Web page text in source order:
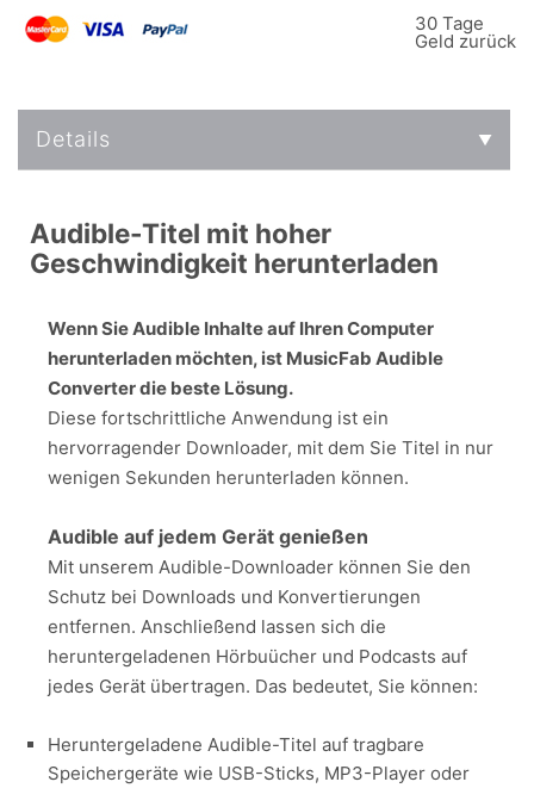
30 Tage
Geld zurück
Details
Audible-Titel mit hoher
Geschwindigkeit herunterladen
Wenn Sie Audible Inhalte auf Ihren Computer
herunterladen möchten, ist MusicFab Audible
Converter die beste Lösung.
Diese fortschrittliche Anwendung ist ein
hervorragender Downloader, mit dem Sie Titel in nur
wenigen Sekunden herunterladen können.
Audible auf jedem Gerät genießen
Mit unserem Audible-Downloader können Sie den
Schutz bei Downloads und Konvertierungen
entfernen. Anschließend lassen sich die
heruntergeladenen Hörbuücher und Podcasts auf
jedes Gerät übertragen. Das bedeutet, Sie können:
Heruntergeladene Audible-Titel auf tragbare
Speichergeräte wie USB-Sticks, MP3-Player oder